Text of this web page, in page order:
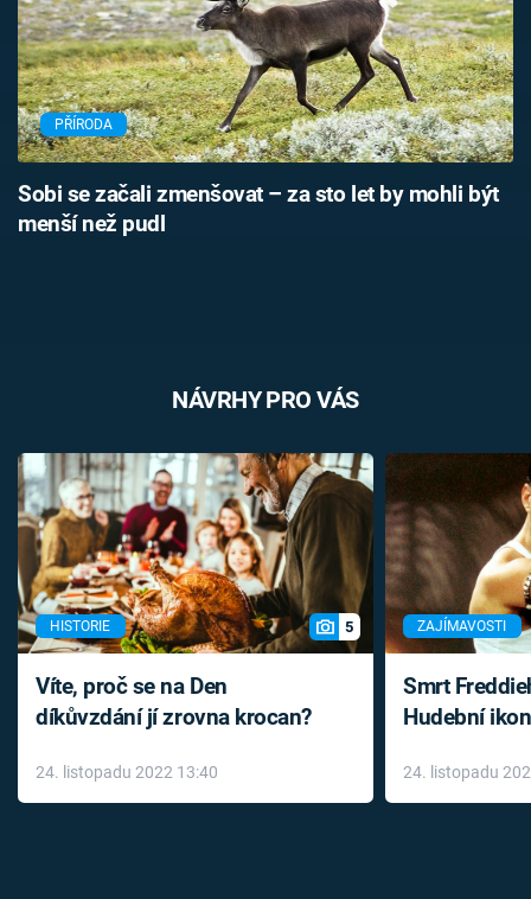
Sledujte nás
PŘÍRODA
Sobi se začali zmenšovat – za sto let by mohli být
menší než pudl
NÁVRHY PRO VÁS
HISTORIE 5
Víte, proč se na Den
díkůvzdání jí zrovna krocan?
24. listopadu 2022 13:40
ZAJÍMAVOSTI
Smrt
Hudební
léky
24. listopadu